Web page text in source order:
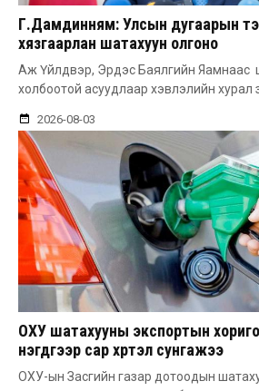
Г.Дамдинням: Улсын дугаарын
хязгаарлан шатахуун олгоно
Аж Үйлдвэр, Эрдэс Баялгийн Яамнаас
холбоотой асуудлаар хэвлэлийн хурал
2026-08-03
ОХУ шатахууны экспортын
нэгдүгээр сар хүртэл сунгажээ
ОХУ-ын Засгийн газар дотоодын